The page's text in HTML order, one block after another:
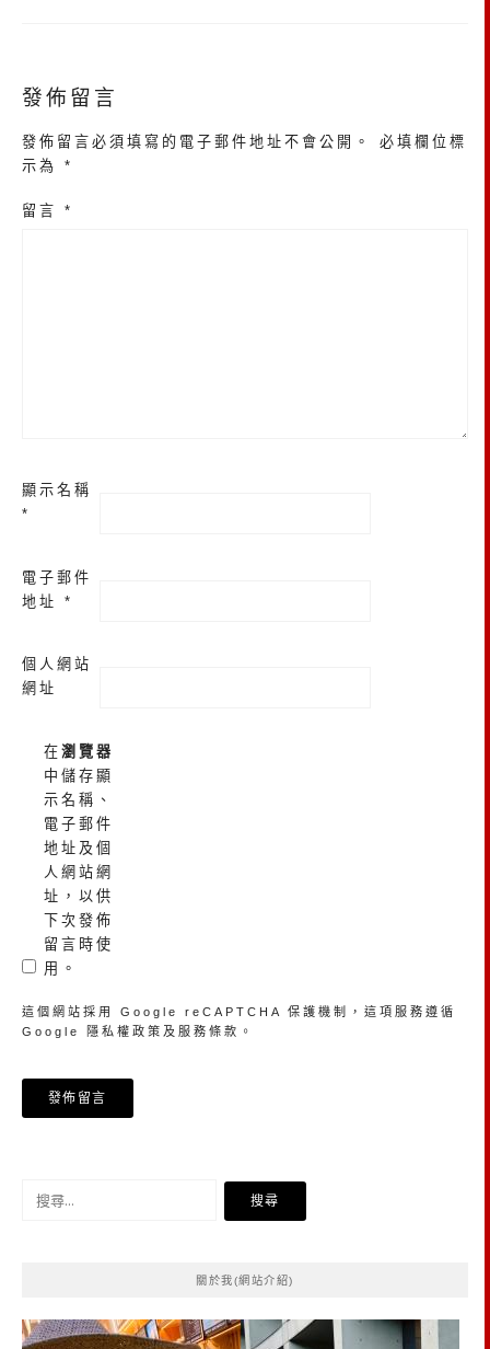
發佈留言
發佈留言必須填寫的電子郵件地址不會公開。
必填欄位標
示為 *
留言 *
顯示名稱
*
電子郵件
地址 *
個人網站
網址
在 瀏覽器
中儲存顯
示名稱、
電子郵件
地址及個
人網站網
址，以供
下次發佈
留言時使
用。
這個網站採用 Google reCAPTCHA 保護機制，這項服務遵循
Google
隱私權政策 及 服務條款 。
關於我(網站介紹)